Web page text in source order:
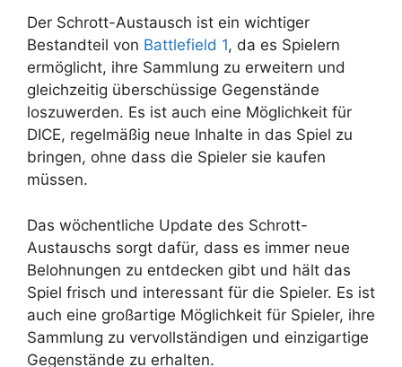
Der Schrott-Austausch ist ein wichtiger
Bestandteil von Battlefield 1, da es Spielern
ermöglicht, ihre Sammlung zu erweitern und
gleichzeitig überschüssige Gegenstände
loszuwerden. Es ist auch eine Möglichkeit für
DICE, regelmäßig neue Inhalte in das Spiel zu
bringen, ohne dass die Spieler sie kaufen
müssen.
Das wöchentliche Update des Schrott-
Austauschs sorgt dafür, dass es immer neue
Belohnungen zu entdecken gibt und hält das
Spiel frisch und interessant für die Spieler. Es ist
auch eine großartige Möglichkeit für Spieler, ihre
Sammlung zu vervollständigen und einzigartige
Gegenstände zu erhalten.